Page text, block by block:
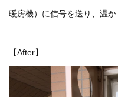
暖房機）に信号を送り、温か
【After】